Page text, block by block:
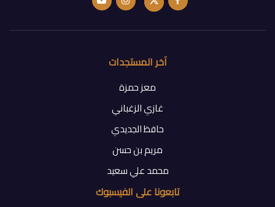
آخر المستجدات
معز حمزة
غازي الزغباني
حافظ الجديدي
مريم بن حسن
محمد علي سعيد
تابعونا على الفيسبوك